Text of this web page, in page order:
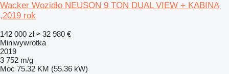
Wacker Wozidło NEUSON 9 TON DUAL VIEW + KABINA
,2019 rok
142 000 zł ≈ 32 980 €
Miniwywrotka
2019
3 752 m/g
Moc 75.32 KM (55.36 kW)